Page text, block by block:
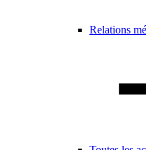
Relations